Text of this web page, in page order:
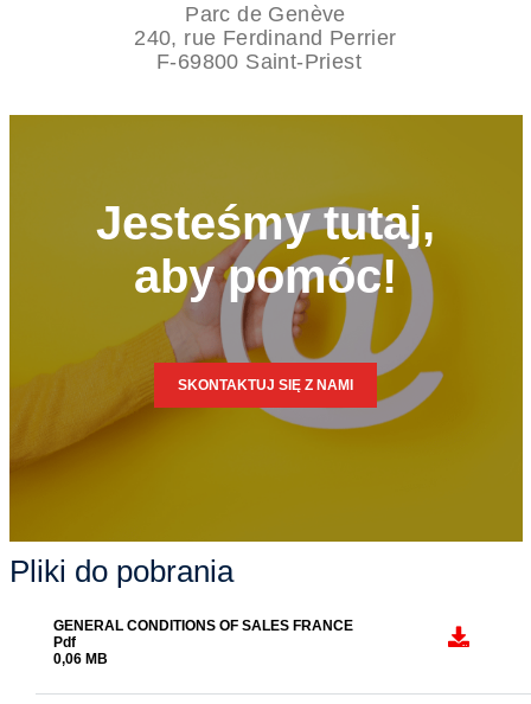
Parc de Genève
240, rue Ferdinand Perrier
F-69800 Saint-Priest
Jesteśmy tutaj,
aby pomóc!
SKONTAKTUJ SIĘ Z NAMI
Pliki do pobrania
GENERAL CONDITIONS OF SALES FRANCE
Pdf
0,06 MB